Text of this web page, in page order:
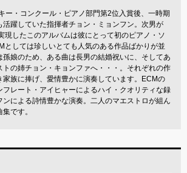
ー・コンクール・ピアノ部門第2位入賞後、一時期
活躍していた指揮者チョン・ミョンフン。次男が
現したこのアルバムは彼にとって初のピアノ・ソ
としては珍しいとても人気のある作品ばかりが並
孫娘のため、ある曲は長男の結婚祝いに、そしてあ
トの姉チョン・キョンファへ・・・。それぞれの作
家族に捧げ、愛情豊かに演奏しています。ECMの
フレート・アイヒャーによるハイ・クオリティな録
による詩情豊かな演奏。二人のマエストロが組ん
です。